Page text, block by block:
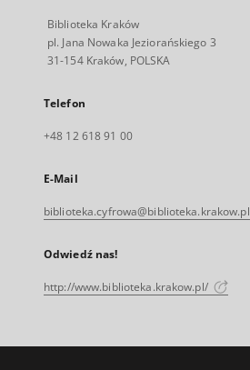
Biblioteka Kraków
pl. Jana Nowaka Jeziorańskiego 3
31-154 Kraków, POLSKA
Telefon
+48 12 618 91 00
E-Mail
biblioteka.cyfrowa@biblioteka.krakow.pl
Odwiedź nas!
http://www.biblioteka.krakow.pl/